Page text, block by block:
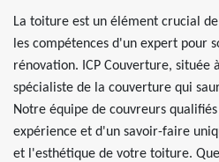
La toiture est un élément crucial
les compétences d'un expert pour
rénovation. ICP Couverture, située
spécialiste de la couverture qui
Notre équipe de couvreurs
expérience et d'un savoir-faire
et l'esthétique de votre toiture.